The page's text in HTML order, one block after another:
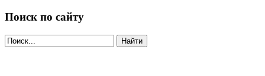
Поиск по сайту
Найти